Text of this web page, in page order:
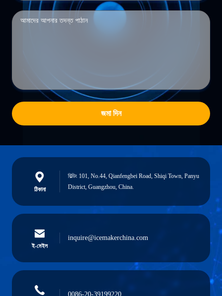
জমা দিন
ঠিকানা
বিল্ডিং 101, No.44, Qianfengbei Road, Shiqi Town, Panyu
District, Guangzhou, China.
ই-মেইল
inquire@icemakerchina.com
0086-20-39199220